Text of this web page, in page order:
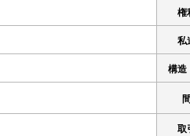
権
私
構造
取